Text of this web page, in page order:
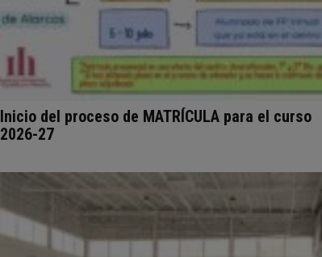
Inicio del proceso de MATRÍCULA para el curso
2026-27